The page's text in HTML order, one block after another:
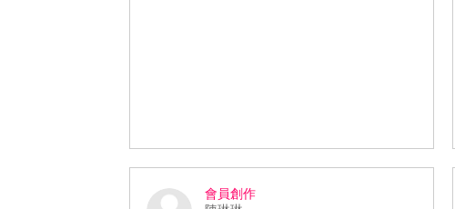
肌膚調理、甚至是醫美術後使用解決粗
清爽擦上臉一下子就吸收了,不會覺得臉
會員創作